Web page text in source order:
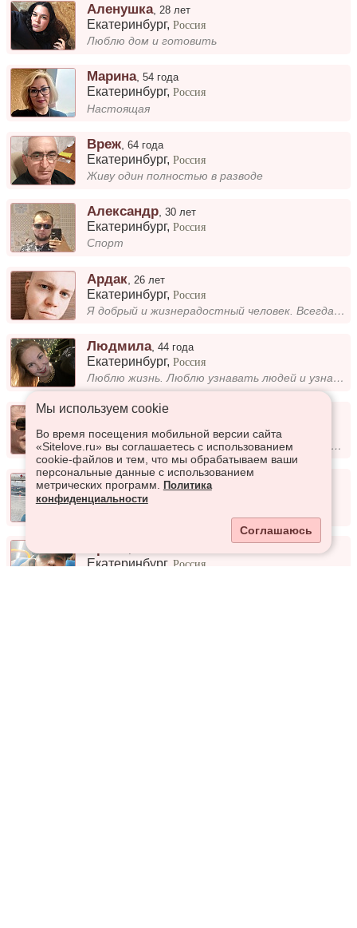
Аленушка, 28 лет
Екатеринбург,Россия
Люблю дом и готовить
Марина,54 года
Екатеринбург,Россия
Настоящая
Вреж ,64 года
Екатеринбург,Россия
Живу один полностью в разводе
Александр,30 лет
Екатеринбург,Россия
Спорт
Ардак 26 лет
Екатеринбург,Россия
Я добрый и жизнерадостный человек. Всегда стараюсь видеть позитив в жизни и делиться им с окружающими. Мне нравится, ког...
Людмила,44 года
Екатеринбург,Россия
Люблю жизнь. Люблю узнавать людей и узнавать в них себя. О себе Творческая натура, интересуюсь самопознания и развитием...
Юрий,37 лет
Екатеринбург,Россия
Добрый, общительный, разносторонний человек, ищу половинку, с которой будет интересно проводить время. Возраст всего лиш...
Максим,35 лет
Екатеринбург
Екатеринбург,Россия
Мы используем сookie
Во время посещения мобильной версии сайта
«Sitelove.ru» вы соглашаетесь с использованием
cookie-файлов и тем, что мы обрабатываем ваши
персональные данные с использованием
метрических программ.
Политика
конфиденциальности
Соглашаюсь